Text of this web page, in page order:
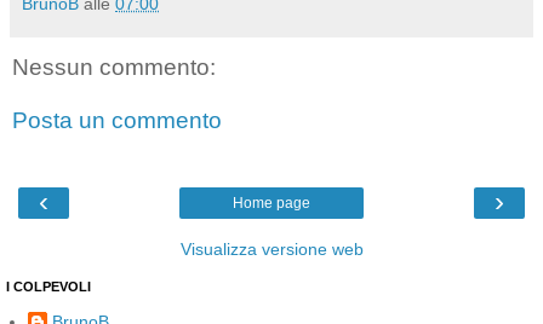
BrunoB alle 07:00
Nessun commento:
Posta un commento
‹ ›
Home page
Visualizza versione web
I COLPEVOLI